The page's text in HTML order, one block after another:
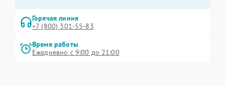
Горячая линия
+7 (800) 301-55-83
Время работы
Ежедневно с 9:00 до 21:00